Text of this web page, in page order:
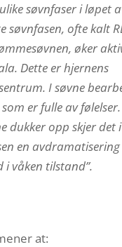
søvnfaser i løpet
søvnfasen, ofte kalt
øker
Dette er hjernens
I søvne
er fulle av
dukker opp skjer det
en
i våken tilstand”.
at: